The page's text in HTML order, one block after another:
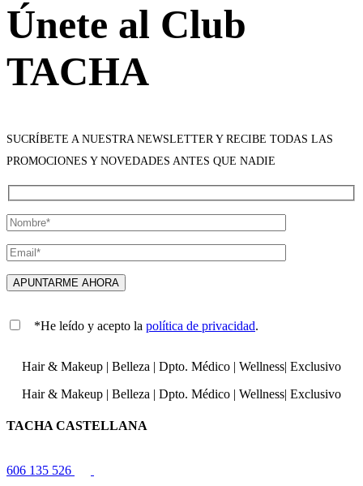
Únete al Club
TACHA
SUCRÍBETE A NUESTRA NEWSLETTER Y RECIBE TODAS LAS
PROMOCIONES Y NOVEDADES ANTES QUE NADIE
*He leído y acepto la política de privacidad.
Hair & Makeup | Belleza | Dpto. Médico | Wellness| Exclusivo
Hair & Makeup | Belleza | Dpto. Médico | Wellness| Exclusivo
TACHA CASTELLANA
606 135 526